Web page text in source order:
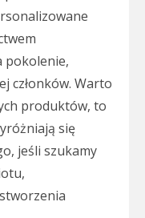
pokolenie,
członków. Warto
produktów, to
się
jeśli szukamy